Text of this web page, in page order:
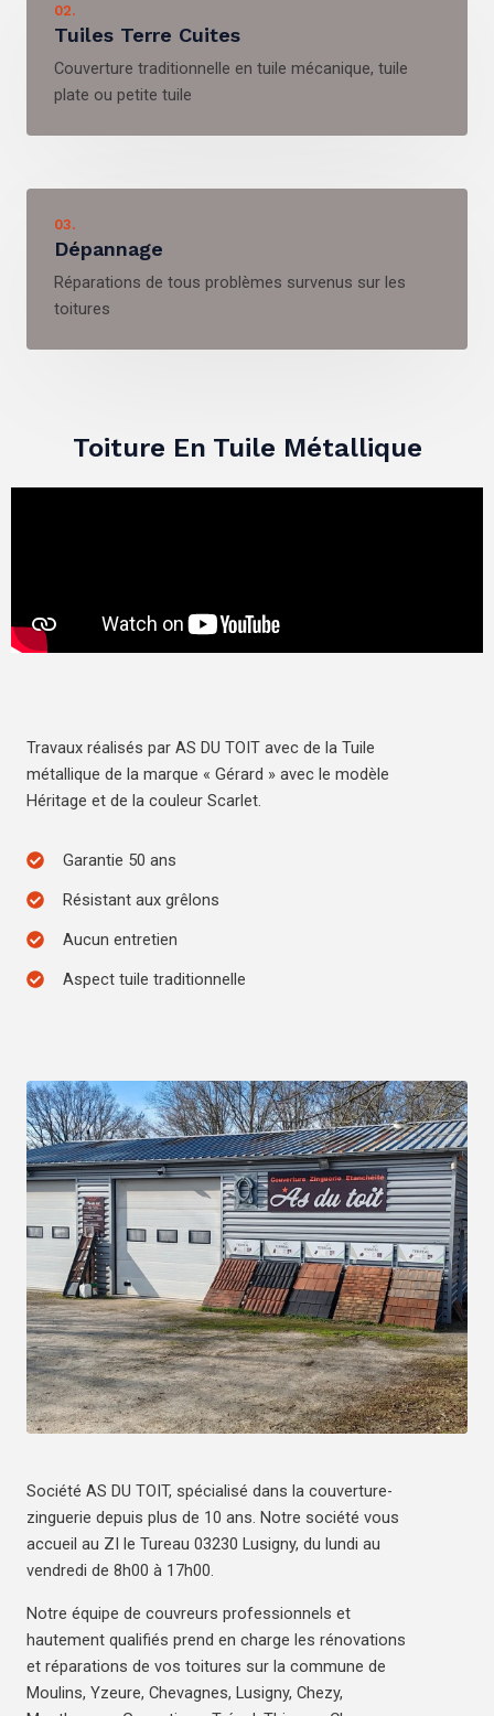
02.
Tuiles Terre Cuites
Couverture traditionnelle en tuile mécanique, tuile
plate ou petite tuile
03.
Dépannage
Réparations de tous problèmes survenus sur les
toitures
Toiture En Tuile Métallique
Travaux réalisés par AS DU TOIT avec de la Tuile
métallique de la marque « Gérard » avec le modèle
Héritage et de la couleur Scarlet.
Garantie 50 ans
Résistant aux grêlons
Aucun entretien
Aspect tuile traditionnelle
Société AS DU TOIT, spécialisé dans la couverture-
zinguerie depuis plus de 10 ans. Notre société vous
accueil au ZI le Tureau 03230 Lusigny, du lundi au
vendredi de 8h00 à 17h00.
Notre équipe de couvreurs professionnels et
hautement qualifiés prend en charge les rénovations
et réparations de vos toitures sur la commune de
Moulins, Yzeure, Chevagnes, Lusigny, Chezy,